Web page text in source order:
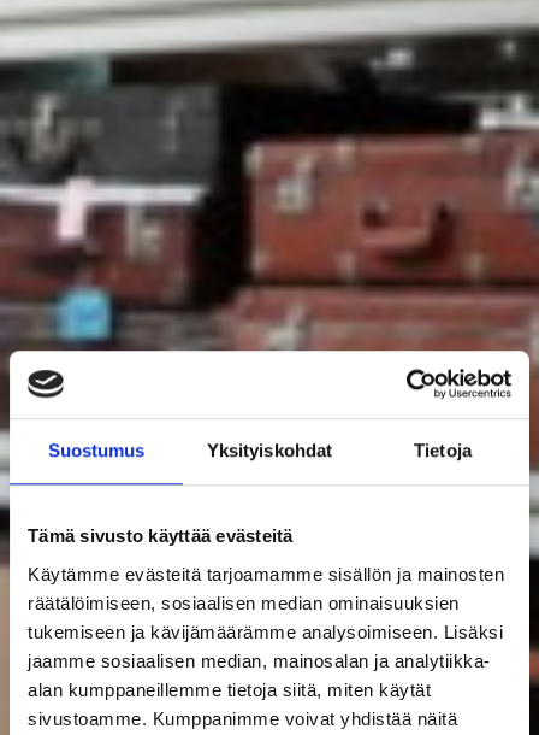
Suostumus Yksityiskohdat Tietoja
Tämä sivusto käyttää evästeitä
Käytämme evästeitä tarjoamamme sisällön ja mainosten
räätälöimiseen, sosiaalisen median ominaisuuksien
tukemiseen ja kävijämäärämme analysoimiseen. Lisäksi
jaamme sosiaalisen median, mainosalan ja analytiikka-
alan kumppaneillemme tietoja siitä, miten käytät
sivustoamme. Kumppanimme voivat yhdistää näitä